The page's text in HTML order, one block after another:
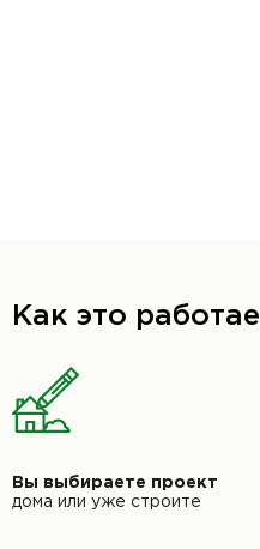
Как это
Вы выбираете проект
дома или уже строите